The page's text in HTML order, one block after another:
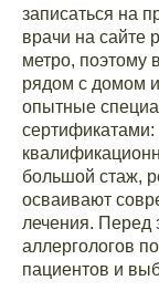
записаться на
врачи на сайте
метро, поэтому
рядом с домом
опытные
большой стаж,
осваивают
лечения. Перед
аллергологов
пациентов и